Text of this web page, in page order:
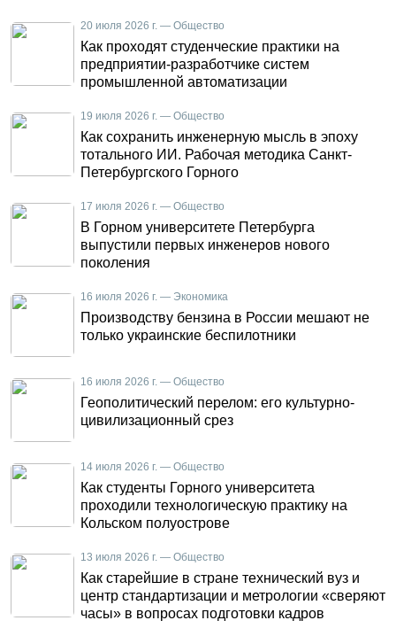
20 июля 2026 г. — Общество
Как проходят студенческие практики на
предприятии-разработчике систем
промышленной автоматизации
19 июля 2026 г. — Общество
Как сохранить инженерную мысль в эпоху
тотального ИИ. Рабочая методика Санкт-
Петербургского Горного
17 июля 2026 г. — Общество
В Горном университете Петербурга
выпустили первых инженеров нового
поколения
16 июля 2026 г. — Экономика
Производству бензина в России мешают не
только украинские беспилотники
16 июля 2026 г. — Общество
Геополитический перелом: его культурно-
цивилизационный срез
14 июля 2026 г. — Общество
Как студенты Горного университета
проходили технологическую практику на
Кольском полуострове
13 июля 2026 г. — Общество
Как старейшие в стране технический вуз и
центр стандартизации и метрологии «сверяют
часы» в вопросах подготовки кадров